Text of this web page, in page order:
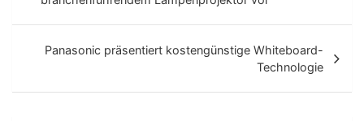
i
Panasonic präsentiert kostengünstige Whiteboard-
Technologie